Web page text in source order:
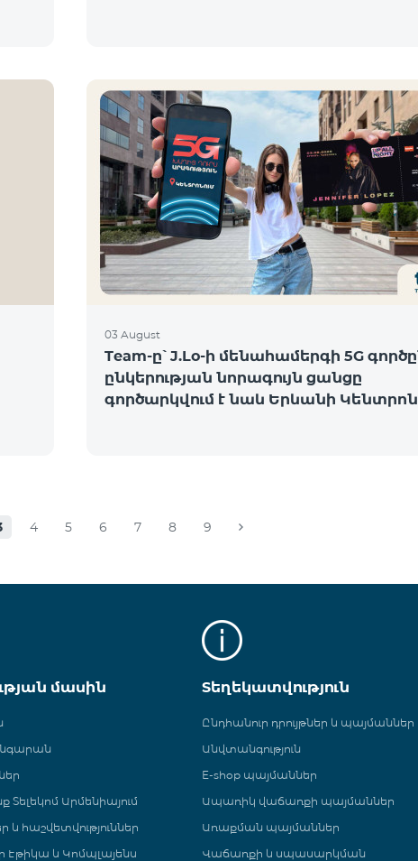
03 August
Team-ը՝ J.Lo-ի մենահամերգի 5G
ընկերության նորագույն ցանցը
գործարկվում է նաև Երևանի
4 5 6 7 8 9
մասին
Արմենիայում
և հաշվետվություններ
Էթիկա և Կոմպլայենս
Տեղեկատվություն
Ընդհանուր դրույթներ և պայմաններ
Անվտանգություն
E-shop պայմաններ
Ապառիկ վաճառքի պայմաններ
Առաքման պայմաններ
Վաճառքի և սպասարկման